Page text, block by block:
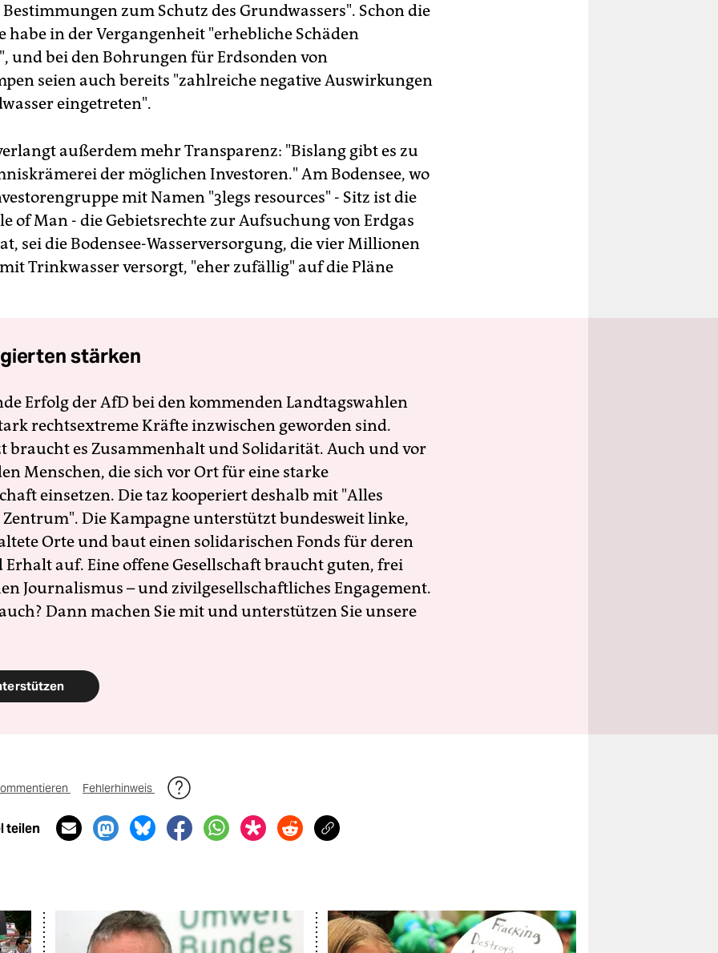
Bestimmungen zum Schutz des Grundwassers". Schon die
habe in der Vergangenheit "erhebliche Schäden
und bei den Bohrungen für Erdsonden von
seien auch bereits "zahlreiche negative Auswirkungen
eingetreten".
außerdem mehr Transparenz: "Bislang gibt es zu
der möglichen Investoren." Am Bodensee, wo
mit Namen "3legs resources" - Sitz ist die
of Man - die Gebietsrechte zur Aufsuchung von Erdgas
sei die Bodensee-Wasserversorgung, die vier Millionen
Trinkwasser versorgt, "eher zufällig" auf die Pläne
stärken
Erfolg der AfD bei den kommenden Landtagswahlen
rechtsextreme Kräfte inzwischen geworden sind.
braucht es Zusammenhalt und Solidarität. Auch und vor
Menschen, die sich vor Ort für eine starke
einsetzen. Die taz kooperiert deshalb mit "Alles
Die Kampagne unterstützt bundesweit linke,
Orte und baut einen solidarischen Fonds für deren
Erhalt auf. Eine offene Gesellschaft braucht guten, frei
Journalismus – und zivilgesellschaftliches Engagement.
Dann machen Sie mit und unterstützen Sie unsere
Fehlerhinweis
teilen